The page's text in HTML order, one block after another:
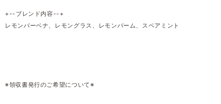
+--ブレンド内容--+
レモンバーベナ、レモングラス、レモンバーム、スペアミント
※領収書発行のご希望について※